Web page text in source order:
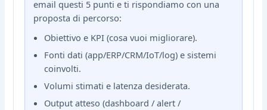
email questi 5 punti e ti rispondiamo con una
proposta di percorso:
Obiettivo e KPI (cosa vuoi migliorare).
Fonti dati (app/ERP/CRM/IoT/log) e sistemi
coinvolti.
Volumi stimati e latenza desiderata.
Output atteso (dashboard / alert /